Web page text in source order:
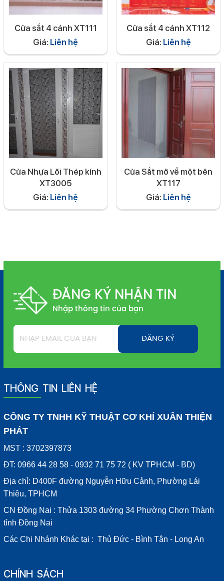
Cửa sắt 4 cánh XT111
Giá: Liên hệ
Cửa sắt 4 cánh XT112
Giá: Liên hệ
Cửa Nhựa Lõi Thép kính
XT3005
Giá: Liên hệ
Cửa Sắt mở về một bên
XT117
Giá: Liên hệ
ĐĂNG KÝ NHẬN TIN
Nhập thông tin của bạn
THÔNG TIN LIÊN HỆ
CÔNG TY TNHH KỸ THUẬT CƠ KHÍ XUÂN THIỆN
PHÁT
MST : 3702397873
ĐT: 0966 44 28 58 - 0932 71 75 72 ( KV TPHCM - BD)
Địa chỉ: D400F đường Nguyễn Hữu Cảnh, Phường Lái
Thiêu, TPHCM
CN Đồng Nai : Thửa 1303 đường 34 Phường Chơn Thành
tỉnh Đồng Nai
Các Chi Nhánh Khác tại : Thủ Đức - Bình Tân - Long An
CHÍNH SÁCH